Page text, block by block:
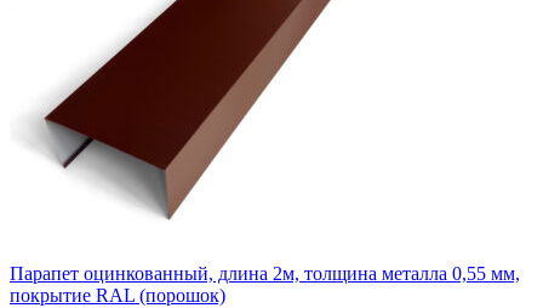
Парапет оцинкованный, длина 2м, толщина металла 0,55 мм,
покрытие RAL (порошок)